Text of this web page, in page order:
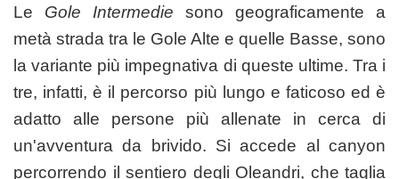
Le Gole Intermedie sono geograficamente a
metà strada tra le Gole Alte e quelle Basse, sono
la variante più impegnativa di queste ultime. Tra i
tre, infatti, è il percorso più lungo e faticoso ed è
adatto alle persone più allenate in cerca di
un'avventura da brivido. Si accede al canyon
percorrendo il sentiero degli Oleandri, che taglia